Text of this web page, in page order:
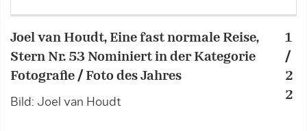
Joel van Houdt, Eine fast normale Reise,
Stern Nr. 53 Nominiert in der Kategorie
Fotografie / Foto des Jahres
Bild: Joel van Houdt
1
/
2
2